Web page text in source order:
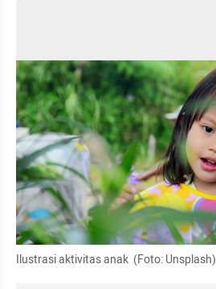
Ilustrasi aktivitas anak  (Foto: Unsplash)